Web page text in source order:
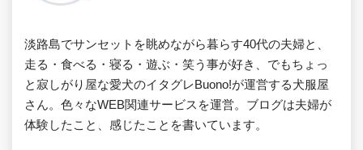
淡路島でサンセットを眺めながら暮らす40代の夫婦と、
走る・食べる・寝る・遊ぶ・笑う事が好き、でもちょっ
と寂しがり屋な愛犬のイタグレBuono!が運営する犬服屋
さん。色々なWEB関連サービスを運営。ブログは夫婦が
体験したこと、感じたことを書いています。